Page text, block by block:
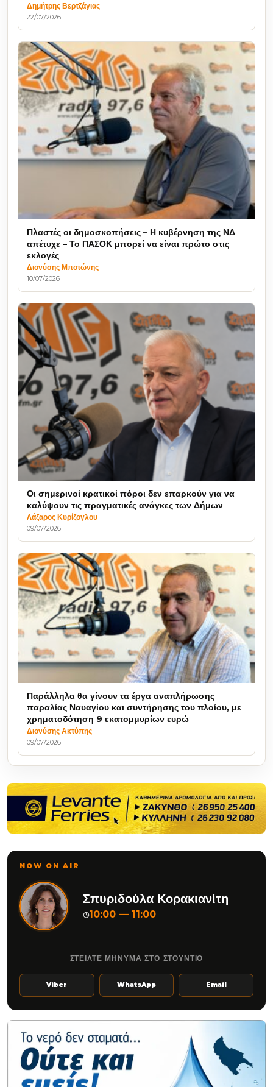
Δημήτρης Βερτζάγιας
22/07/2026
Πλαστές οι δημοσκοπήσεις – Η κυβέρνηση της ΝΔ
απέτυχε – Το ΠΑΣΟΚ μπορεί να είναι πρώτο στις
εκλογές
Διονύσης Μποτώνης
10/07/2026
Οι σημερινοί κρατικοί πόροι δεν επαρκούν για να
καλύψουν τις πραγματικές ανάγκες των Δήμων
Λάζαρος Κυρίζογλου
09/07/2026
Παράλληλα θα γίνουν τα έργα αναπλήρωσης
παραλίας Ναυαγίου και συντήρησης του πλοίου, με
χρηματοδότηση 9 εκατομμυρίων ευρώ
Διονύσης Ακτύπης
09/07/2026
NOW ON AIR
Σπυριδούλα Κορακιανίτη
◷10:00 — 11:00
ΣΤΕΙΛΤΕ ΜΗΝΥΜΑ ΣΤΟ ΣΤΟΥΝΤΙΟ
Viber WhatsApp Email